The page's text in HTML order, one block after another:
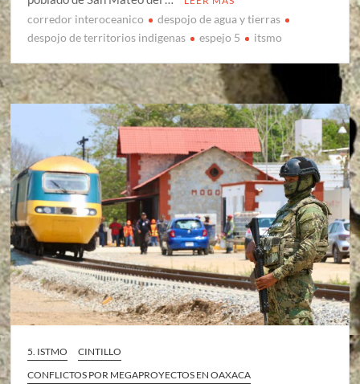
corredor interoceanico
despojo de agua y tierras
despojo de territorios indigenas
espejo 5 itsmo
5. ISTMO
CINTILLO
CONFLICTOS POR MEGAPROYECTOS EN OAXACA